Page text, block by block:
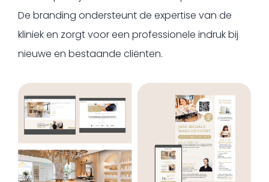
De branding ondersteunt de expertise van de
kliniek en zorgt voor een professionele indruk bij
nieuwe en bestaande cliënten.